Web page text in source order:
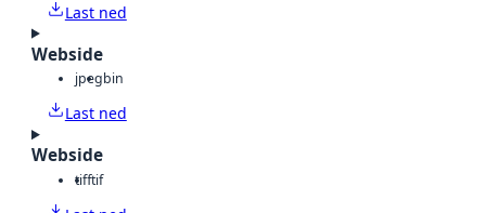
Last ned
Webside
jpegbin
Last ned
Webside
tifftif